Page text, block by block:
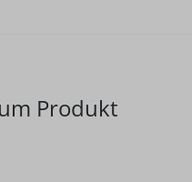
Produkt